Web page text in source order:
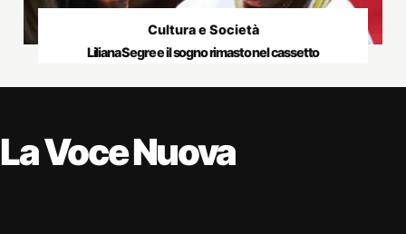
Cultura e Società
Liliana Segre e il sogno rimasto nel cassetto
La Voce Nuova